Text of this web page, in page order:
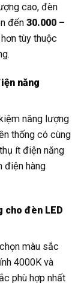
cao, đèn
đến 30.000 –
tùy thuộc
năng
năng lượng
thống có cùng
ít điện năng
điện hàng
cho đèn LED
màu sắc
4000K và
phù hợp nhất